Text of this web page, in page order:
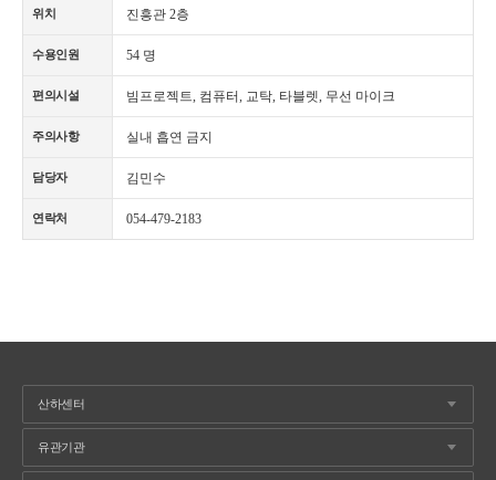
위치 진흥관 2층
수용인원 54 명
편의시설 빔프로젝트, 컴퓨터, 교탁, 타블렛, 무선 마이크
주의사항 실내 흡연 금지
담당자 김민수
연락처 054-479-2183